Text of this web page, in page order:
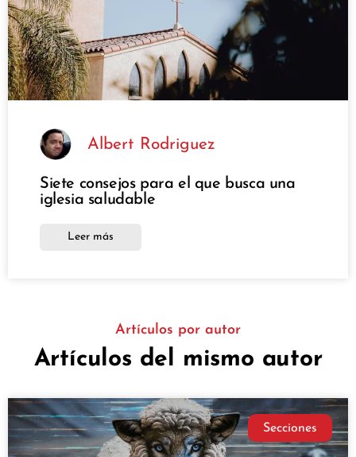
Albert Rodriguez
Siete consejos para el que busca una
iglesia saludable
Leer más
Artículos por autor
Artículos del mismo autor
Secciones